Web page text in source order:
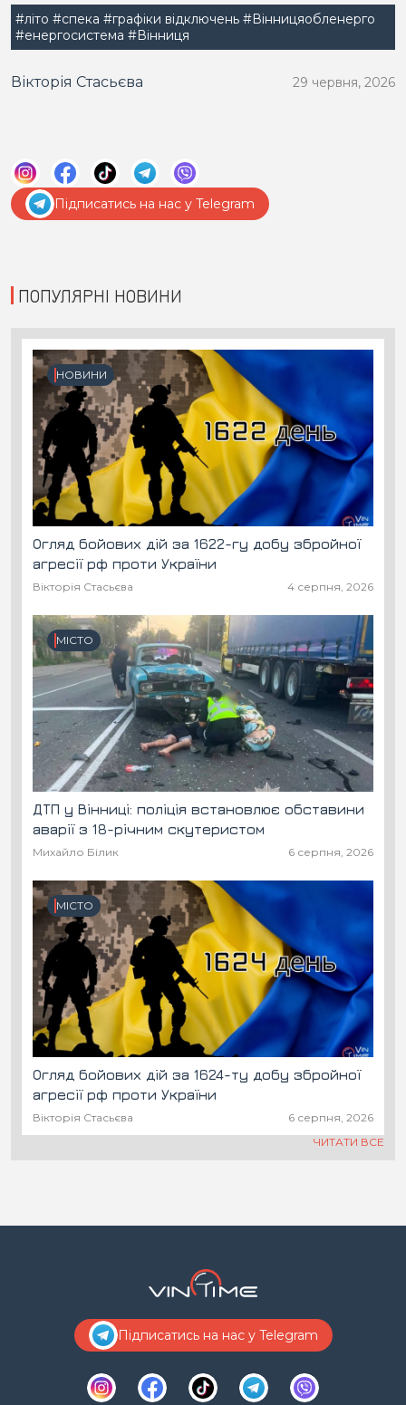
#літо #спека #графіки відключень #Вінницяобленерго
#енергосистема #Вінниця
Вікторія Стасьєва 29 червня, 2026
Підписатись на нас у Telegram
ПОПУЛЯРНІ НОВИНИ
НОВИНИ
Огляд бойових дій за 1622-гу добу збройної
агресії рф проти України
Вікторія Стасьєва 4 серпня, 2026
МІСТО
ДТП у Вінниці: поліція встановлює обставини
аварії з 18-річним скутеристом
Михайло Білик 6 серпня, 2026
МІСТО
Огляд бойових дій за 1624-ту добу збройної
агресії рф проти України
Вікторія Стасьєва
6 серпня, 2026
ЧИТАТИ ВСЕ
Підписатись на нас у Telegram